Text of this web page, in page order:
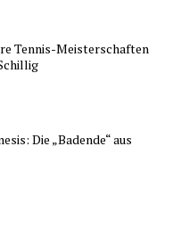
Tennis-Meisterschaften
Die „Badende“ aus